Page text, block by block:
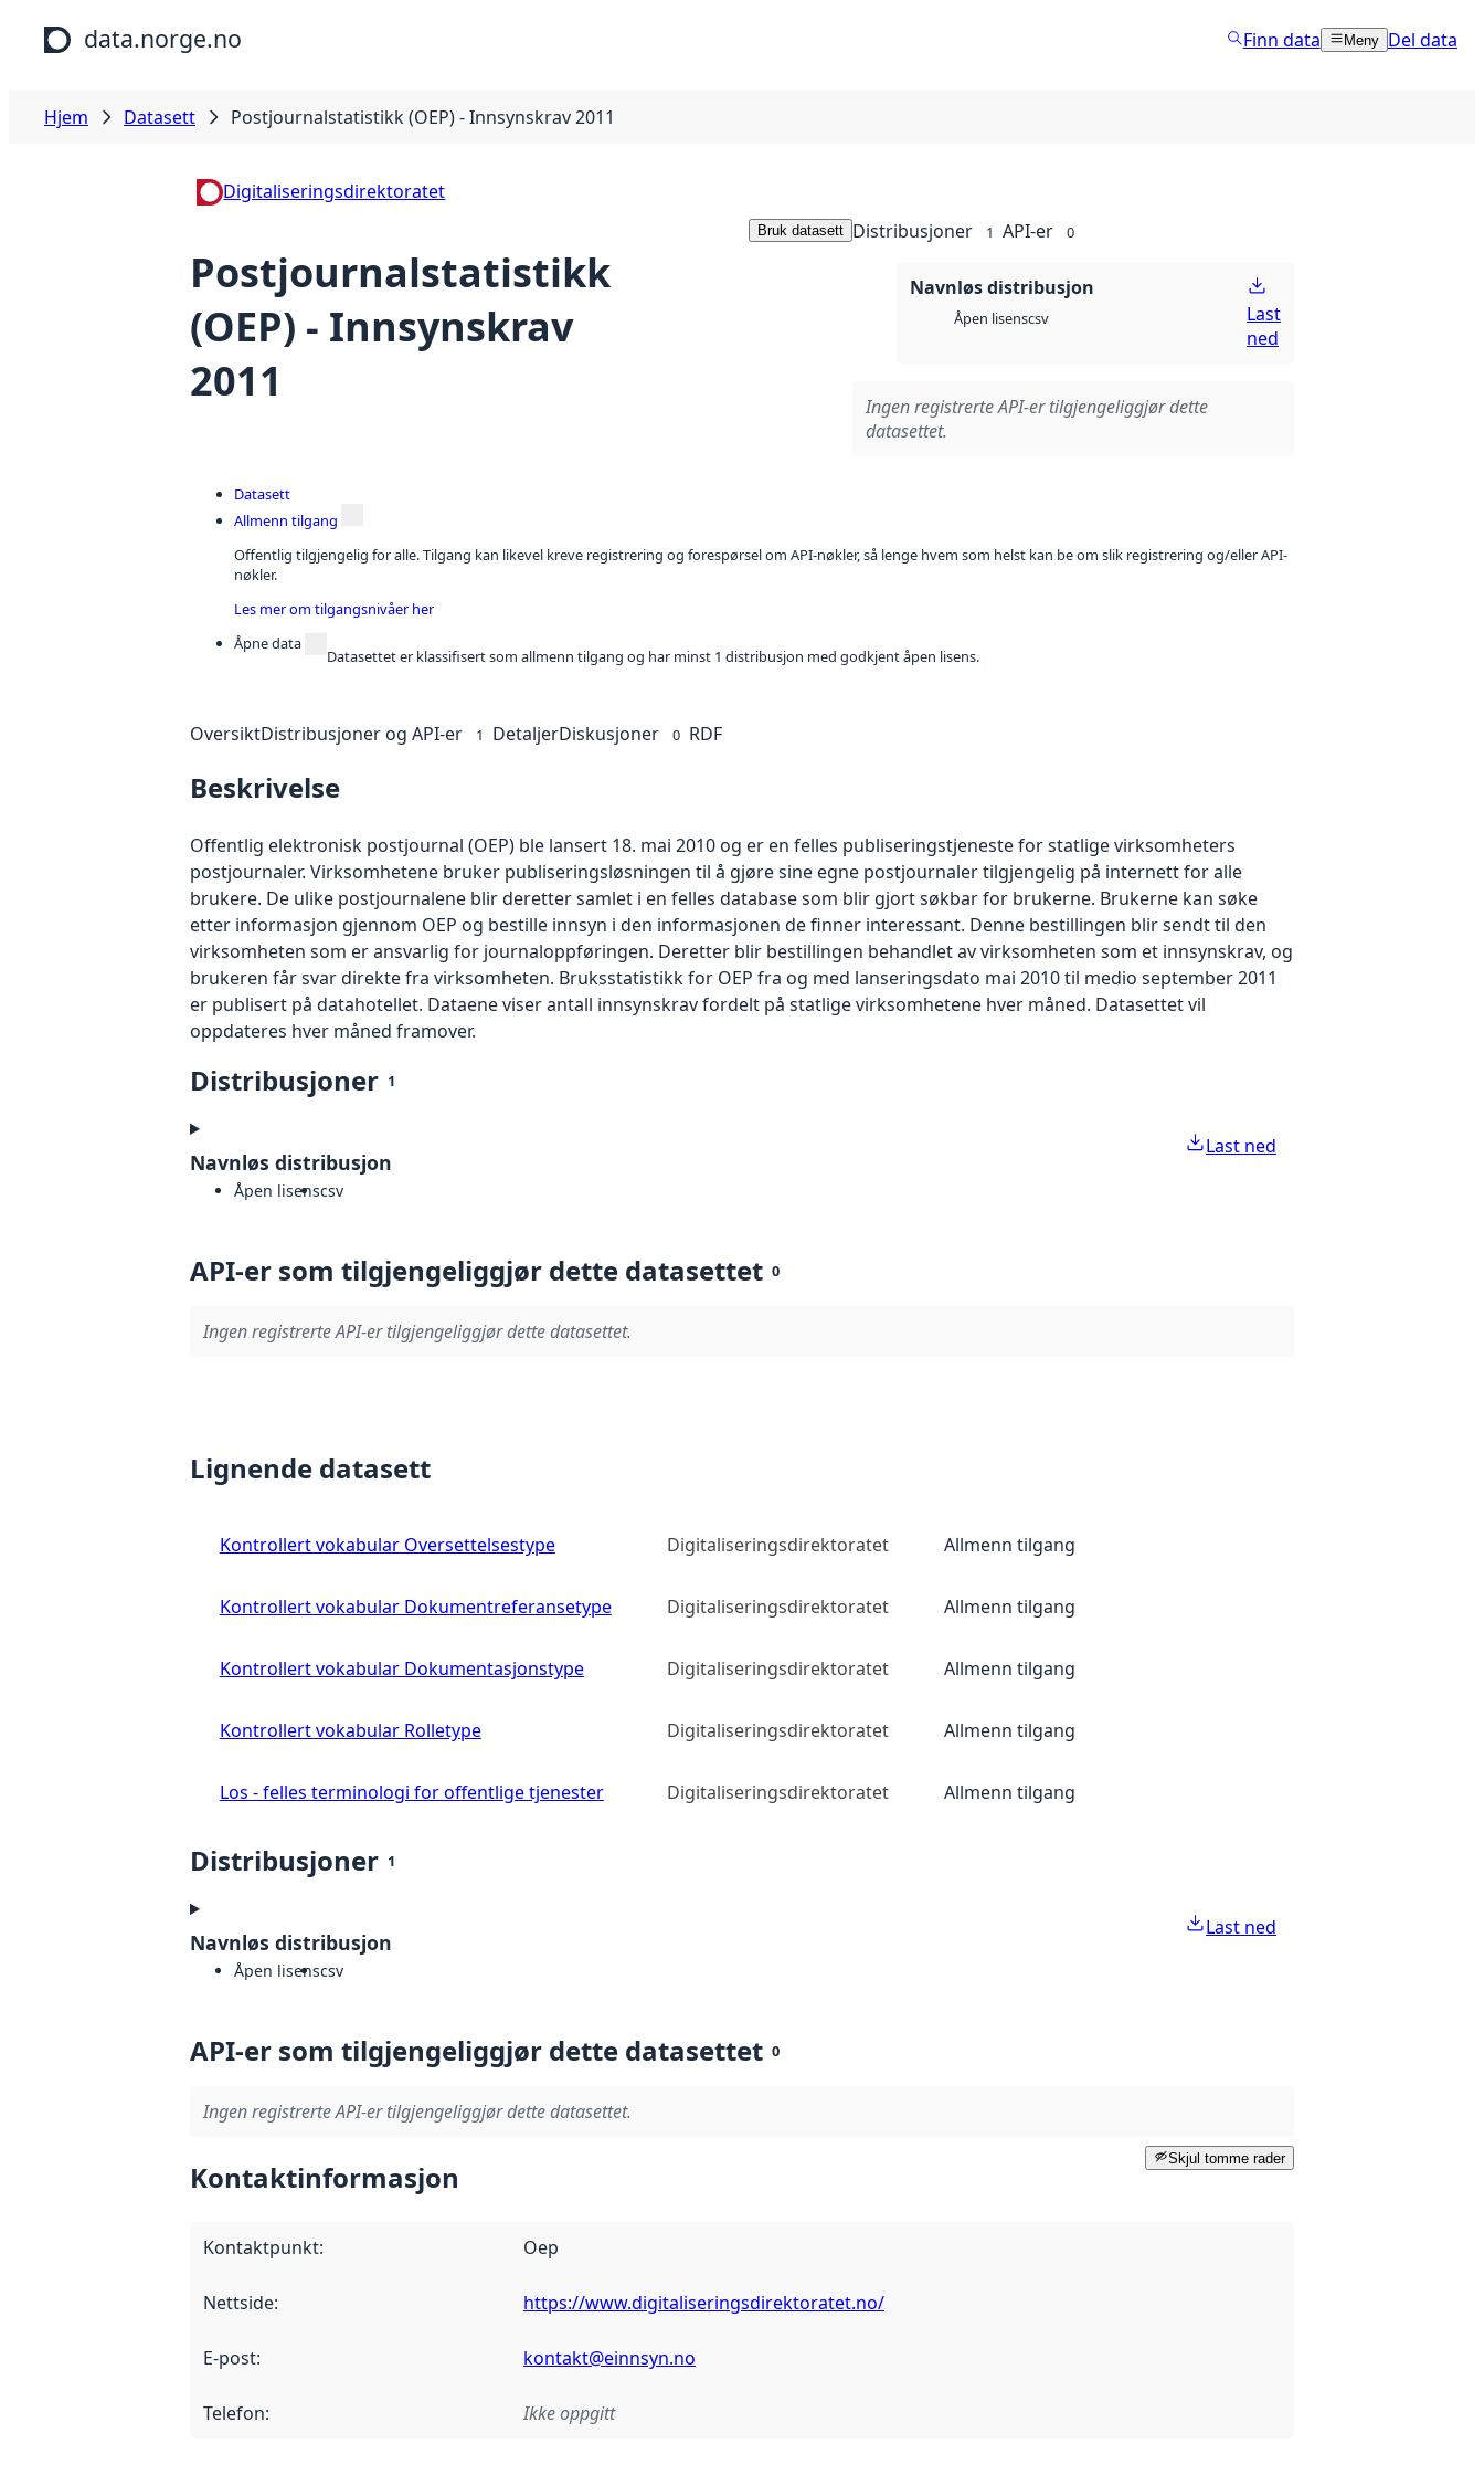
Hopp til hovedinnhold
data.norge.no Finn data Meny Del data
Hjem Datasett Postjournalstatistikk (OEP) - Innsynskrav 2011
Digitaliseringsdirektoratet
Postjournalstatistikk
(OEP) - Innsynskrav
2011
Bruk datasett Distribusjoner 1 API-er 0
Navnløs distribusjon
Åpen lisenscsv
Last
ned
Ingen registrerte API-er tilgjengeliggjør dette
datasettet.
Datasett
Allmenn tilgang
Offentlig tilgjengelig for alle. Tilgang kan likevel kreve registrering og forespørsel om API-nøkler, så lenge hvem som helst kan be om slik registrering og/eller API-
nøkler.
Les mer om tilgangsnivåer her
Åpne data
Datasettet er klassifisert som allmenn tilgang og har minst 1 distribusjon med godkjent åpen lisens.
OversiktDistribusjoner og API-er 1 DetaljerDiskusjoner 0 RDF
Beskrivelse
Offentlig elektronisk postjournal (OEP) ble lansert 18. mai 2010 og er en felles publiseringstjeneste for statlige virksomheters
postjournaler. Virksomhetene bruker publiseringsløsningen til å gjøre sine egne postjournaler tilgjengelig på internett for alle
brukere. De ulike postjournalene blir deretter samlet i en felles database som blir gjort søkbar for brukerne. Brukerne kan søke
etter informasjon gjennom OEP og bestille innsyn i den informasjonen de finner interessant. Denne bestillingen blir sendt til den
virksomheten som er ansvarlig for journaloppføringen. Deretter blir bestillingen behandlet av virksomheten som et innsynskrav, og
brukeren får svar direkte fra virksomheten. Bruksstatistikk for OEP fra og med lanseringsdato mai 2010 til medio september 2011
er publisert på datahotellet. Dataene viser antall innsynskrav fordelt på statlige virksomhetene hver måned. Datasettet vil
oppdateres hver måned framover.
Distribusjoner 1
Navnløs distribusjon
Åpen lisenscsv
Last ned
API-er som tilgjengeliggjør dette datasettet 0
Ingen registrerte API-er tilgjengeliggjør dette datasettet.
Lignende datasett
Kontrollert vokabular Oversettelsestype Digitaliseringsdirektoratet Allmenn tilgang
Kontrollert vokabular Dokumentreferansetype Digitaliseringsdirektoratet Allmenn tilgang
Kontrollert vokabular Dokumentasjonstype Digitaliseringsdirektoratet Allmenn tilgang
Kontrollert vokabular Rolletype Digitaliseringsdirektoratet Allmenn tilgang
Los - felles terminologi for offentlige tjenester Digitaliseringsdirektoratet Allmenn tilgang
Distribusjoner 1
Navnløs distribusjon
Åpen lisenscsv
Last ned
API-er som tilgjengeliggjør dette datasettet 0
Ingen registrerte API-er tilgjengeliggjør dette datasettet.
Skjul tomme rader
Kontaktinformasjon
Kontaktpunkt: Oep
Nettside: https://www.digitaliseringsdirektoratet.no/
E-post: kontakt@einnsyn.no
Telefon: Ikke oppgitt